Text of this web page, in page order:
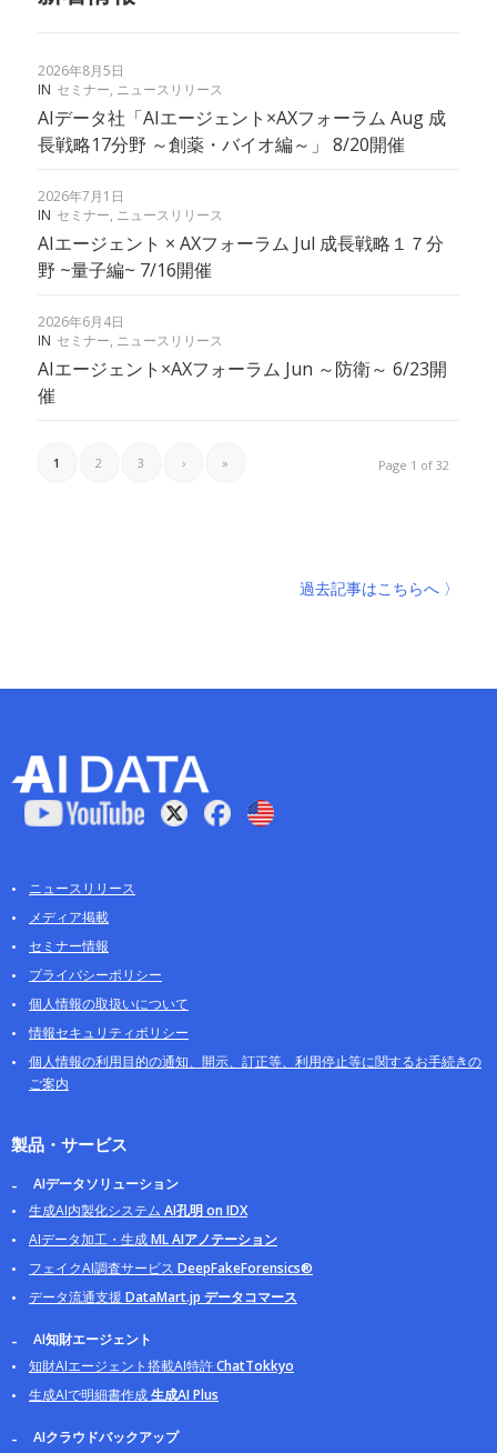
2026年8月5日
IN セミナー, ニュースリリース
AIデータ社「AIエージェント×AXフォーラム Aug 成
長戦略17分野 ～創薬・バイオ編～」 8/20開催
2026年7月1日
IN セミナー, ニュースリリース
AIエージェント × AXフォーラム Jul 成長戦略１７分
野 ~量子編~ 7/16開催
2026年6月4日
IN セミナー, ニュースリリース
AIエージェント×AXフォーラム Jun ～防衛～ 6/23開
催
Page 1 of 32
1 2 3 › »
過去記事はこちらへ 〉
ニュースリリース
メディア掲載
セミナー情報
プライバシーポリシー
個人情報の取扱いについて
情報セキュリティポリシー
個人情報の利用目的の通知、開示、訂正等、利用停止等に関するお手続きの
ご案内
製品・サービス
AIデータソリューション
生成AI内製化システム AI孔明 on IDX
AIデータ加工・生成ML AIアノテーション
フェイクAI調査サービス DeepFakeForensics®
データ流通支援DataMart.jp データコマース
AI知財エージェント
知財AIエージェント搭載AI特許ChatTokkyo
生成AIで明細書作成生成AI Plus
AIクラウドバックアップ